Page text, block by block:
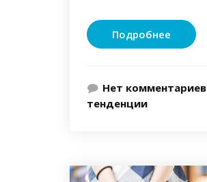
Подробнее
Нет комментариев
тенденции